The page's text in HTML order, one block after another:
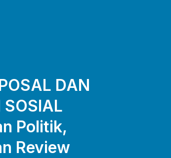
DAN
SOSIAL
Politik,
Review